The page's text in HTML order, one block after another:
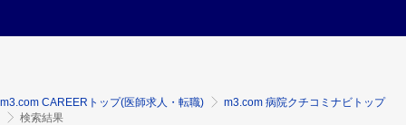
m3.com CAREERトップ(医師求人・転職)
m3.com 病院クチコミナビトップ
検索結果